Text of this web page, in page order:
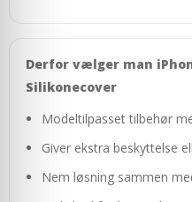
Derfor vælger man
Silikonecover
Modeltilpasset tilbehør
Giver ekstra beskyttelse
Nem løsning sammen